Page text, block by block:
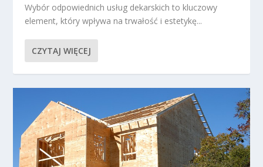
Wybór odpowiednich usług dekarskich to kluczowy
element, który wpływa na trwałość i estetykę...
CZYTAJ WIĘCEJ